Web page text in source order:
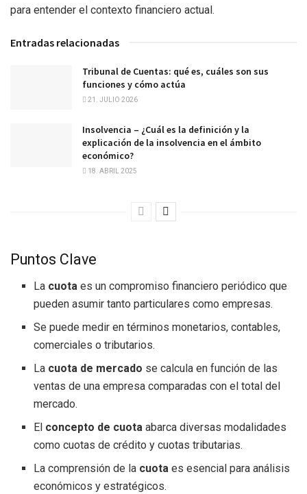
para entender el contexto financiero actual.
Entradas relacionadas
Tribunal de Cuentas: qué es, cuáles son sus
funciones y cómo actúa
21. JULIO 2026
Insolvencia – ¿Cuál es la definición y la
explicación de la insolvencia en el ámbito
económico?
18. ABRIL 2025
Puntos Clave
La cuota es un compromiso financiero periódico que
pueden asumir tanto particulares como empresas.
Se puede medir en términos monetarios, contables,
comerciales o tributarios.
La cuota de mercado se calcula en función de las
ventas de una empresa comparadas con el total del
mercado.
El concepto de cuota abarca diversas modalidades
como cuotas de crédito y cuotas tributarias.
La comprensión de la cuota es esencial para análisis
económicos y estratégicos.